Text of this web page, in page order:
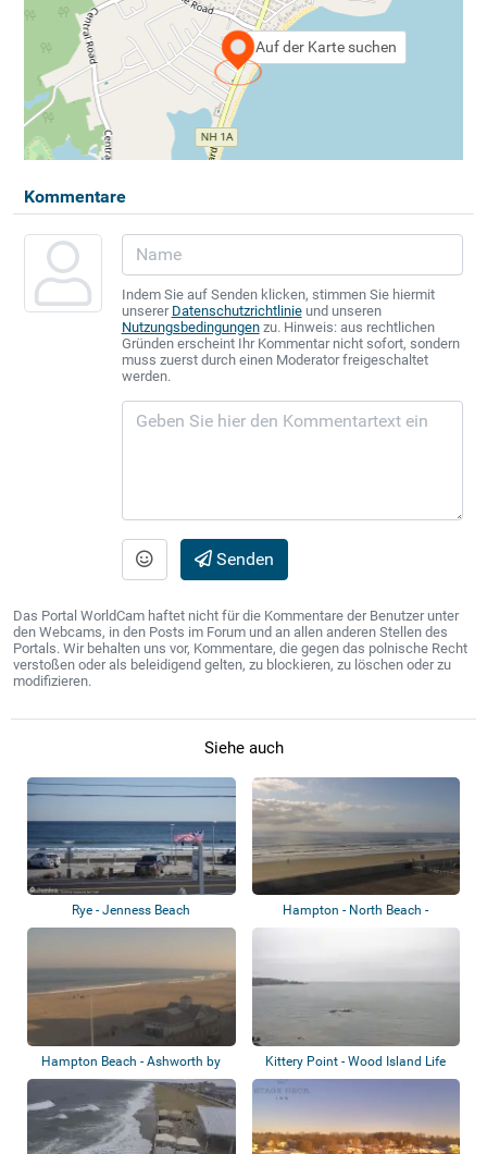
Auf der Karte suchen
Kommentare
Indem Sie auf Senden klicken, stimmen Sie hiermit
unserer Datenschutzrichtlinieund unseren
Nutzungsbedingungenzu. Hinweis: aus rechtlichen
Gründen erscheint Ihr Kommentar nicht sofort, sondern
muss zuerst durch einen Moderator freigeschaltet
werden.
Senden
Das Portal WorldCam haftet nicht für die Kommentare der Benutzer unter
den Webcams, in den Posts im Forum und an allen anderen Stellen des
Portals. Wir behalten uns vor, Kommentare, die gegen das polnische Recht
verstoßen oder als beleidigend gelten, zu blockieren, zu löschen oder zu
modifizieren.
Siehe auch
Rye - Jenness Beach
Hampton - North Beach -
Hampton Beach - Ashworth by
the Sea
Kittery Point - Wood Island Life
Saving...